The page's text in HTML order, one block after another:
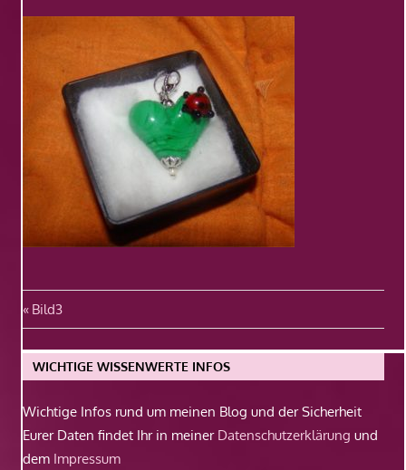
Beitragsnavigation
Vorheriger
Beitrag:
Bild3
WICHTIGE WISSENWERTE INFOS
Wichtige Infos rund um meinen Blog und der Sicherheit
Eurer Daten findet Ihr in meiner Datenschutzerklärung und
dem Impressum